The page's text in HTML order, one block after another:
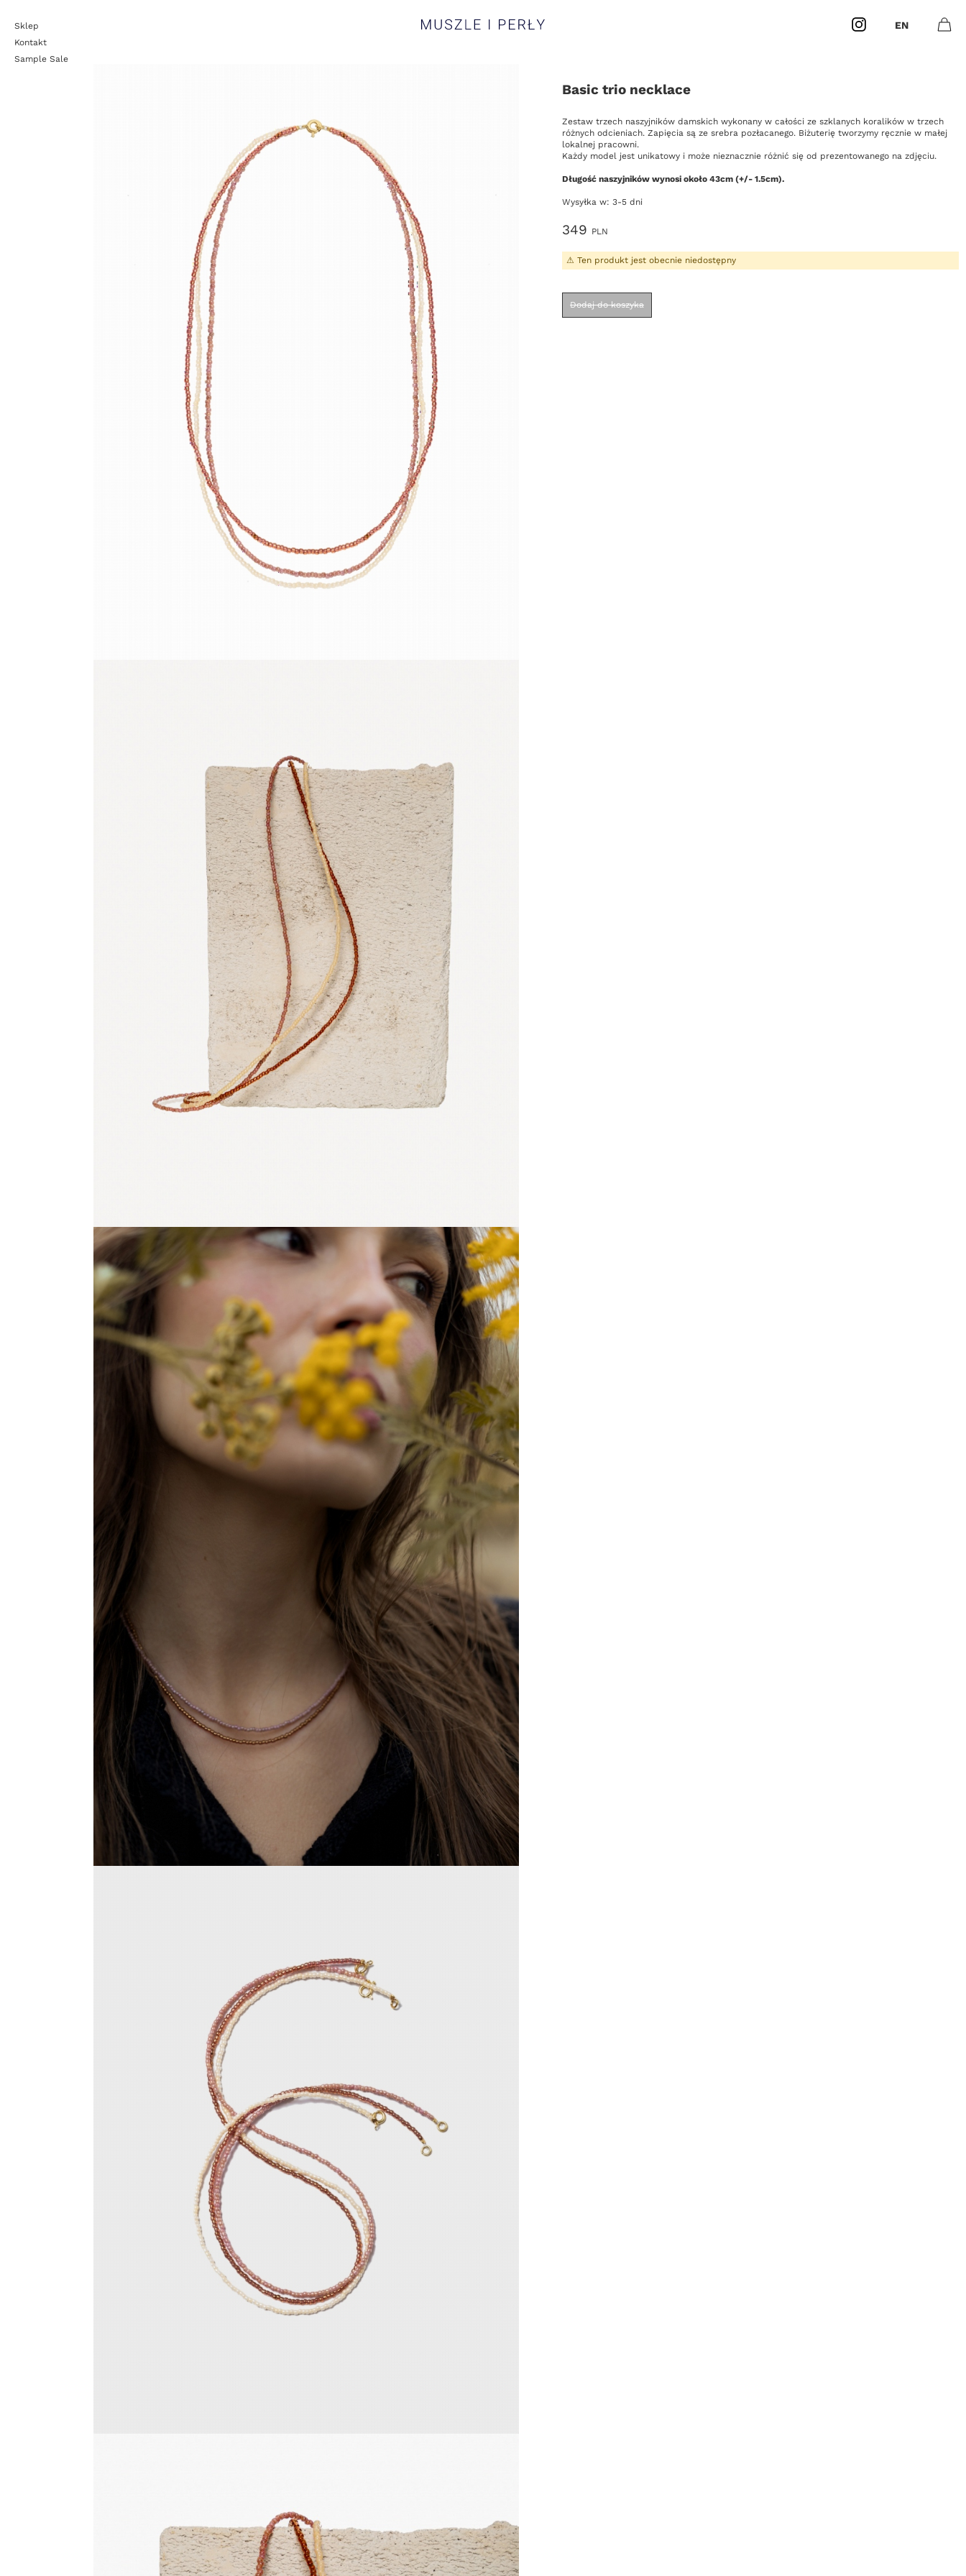
Muszle i Perły Instagram EN
Masz
0
Sklep
Kontakt
Sample Sale
Basic trio necklace
Opis
Zestaw trzech naszyjników damskich wykonany w całości ze szklanych koralików w trzech
różnych odcieniach. Zapięcia są ze srebra pozłacanego. Biżuterię tworzymy ręcznie w małej
lokalnej pracowni.
Każdy model jest unikatowy i może nieznacznie różnić się od prezentowanego na zdjęciu.
Długość naszyjników wynosi około 43cm (+/- 1.5cm).
Wysyłka w: 3-5 dni
349 PLN
WybierzTen produkt jest obecnie niedostępny
Dodaj do koszyka